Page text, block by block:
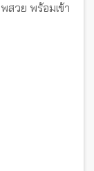
สวย พร้อมเข้า